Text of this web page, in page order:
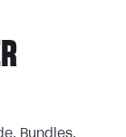
Bundles,